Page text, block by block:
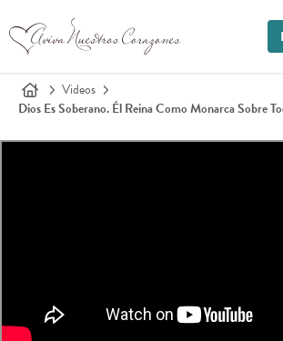
Videos
Dios Es Soberano. Él Reina Como Monarca Sobre